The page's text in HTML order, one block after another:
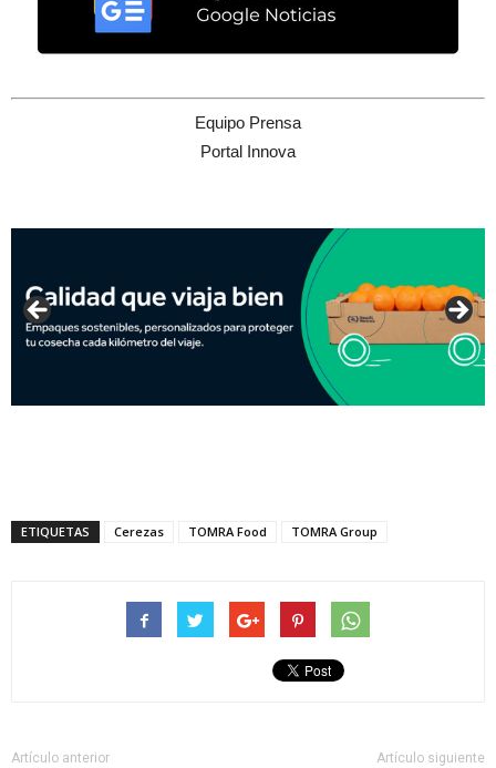
Equipo Prensa
Portal Innova
ETIQUETAS Cerezas TOMRA Food TOMRA Group
Artículo anterior Artículo siguiente